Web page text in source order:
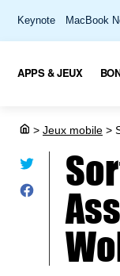
Keynote MacBook
APPS & JEUX
> Jeux mobile >